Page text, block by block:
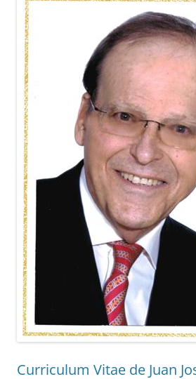
Curriculum Vitae de Juan